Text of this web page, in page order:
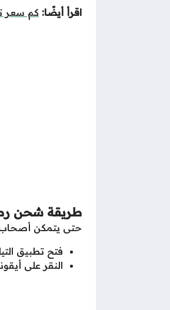
اقرأ أيضًا: كم سعر
طريقة شحن
حتى يتمكن أصحاب
فتح تطبيق
النقر على